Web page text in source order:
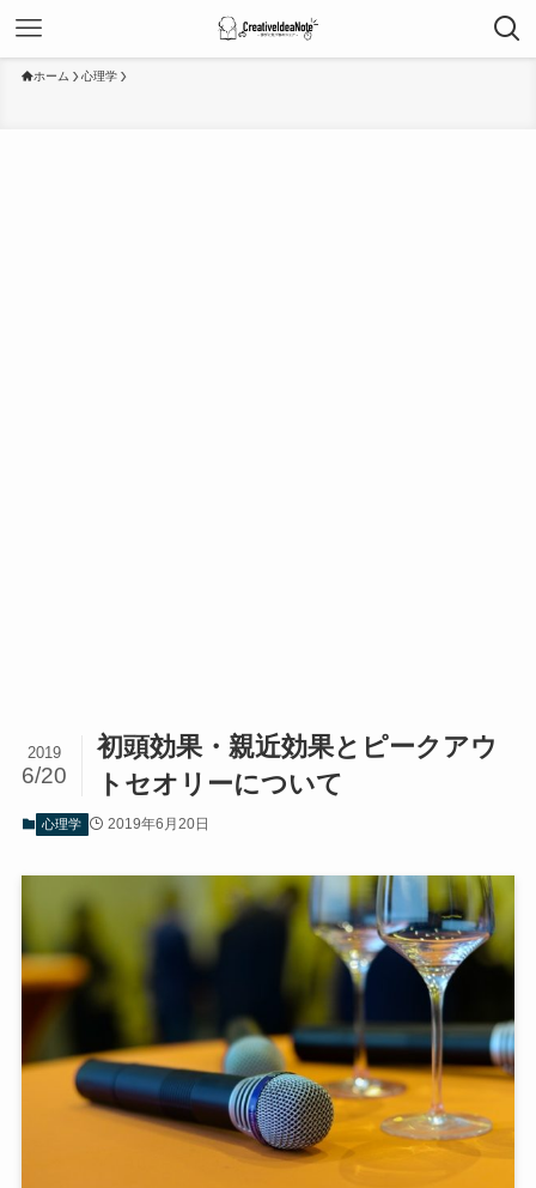
ホーム 心理学
初頭効果・親近効果とピークアウ
トセオリーについて
2019
6/20
心理学 2019年6月20日